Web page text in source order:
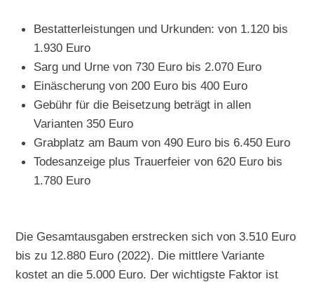
Bestatterleistungen und Urkunden: von 1.120 bis
1.930 Euro
Sarg und Urne von 730 Euro bis 2.070 Euro
Einäscherung von 200 Euro bis 400 Euro
Gebühr für die Beisetzung beträgt in allen
Varianten 350 Euro
Grabplatz am Baum von 490 Euro bis 6.450 Euro
Todesanzeige plus Trauerfeier von 620 Euro bis
1.780 Euro
Die Gesamtausgaben erstrecken sich von 3.510 Euro
bis zu 12.880 Euro (2022). Die mittlere Variante
kostet an die 5.000 Euro. Der wichtigste Faktor ist